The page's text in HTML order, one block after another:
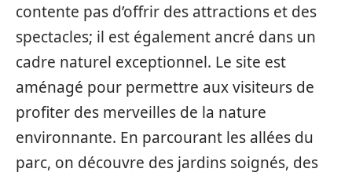
contente pas d’offrir des attractions et des
spectacles; il est également ancré dans un
cadre naturel exceptionnel. Le site est
aménagé pour permettre aux visiteurs de
profiter des merveilles de la nature
environnante. En parcourant les allées du
parc, on découvre des jardins soignés, des